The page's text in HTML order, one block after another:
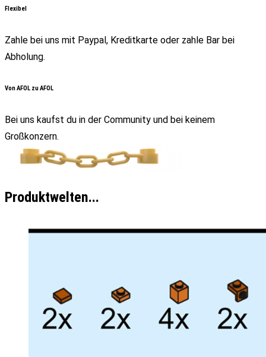
Flexibel
Zahle bei uns mit Paypal, Kreditkarte oder zahle Bar bei
Abholung.
Von AFOL zu AFOL
Bei uns kaufst du in der Community und bei keinem
Großkonzern.
Produktwelten...